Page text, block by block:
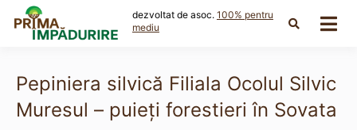
content
dezvoltat de asoc. 100% pentru
mediu
Pepiniera silvică Filiala Ocolul Silvic
Muresul – puieți forestieri în Sovata